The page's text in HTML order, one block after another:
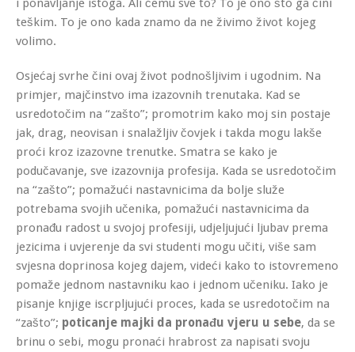
teškim. To je ono kada znamo da ne živimo život kojeg
volimo.
Osjećaj svrhe čini ovaj život podnošljivim i ugodnim. Na
primjer, majčinstvo ima izazovnih trenutaka. Kad se
usredotočim na “zašto”; promotrim kako moj sin postaje
jak, drag, neovisan i snalažljiv čovjek i takda mogu lakše
proći kroz izazovne trenutke. Smatra se kako je
podučavanje, sve izazovnija profesija. Kada se usredotočim
na “zašto”; pomažući nastavnicima da bolje služe
potrebama svojih učenika, pomažući nastavnicima da
pronađu radost u svojoj profesiji, udjeljujući ljubav prema
jezicima i uvjerenje da svi studenti mogu učiti, više sam
svjesna doprinosa kojeg dajem, videći kako to istovremeno
pomaže jednom nastavniku kao i jednom učeniku. Iako je
pisanje knjige iscrpljujući proces, kada se usredotočim na
“zašto”; poticanje majki da pronađu vjeru u sebe, da se
brinu o sebi, mogu pronaći hrabrost za napisati svoju